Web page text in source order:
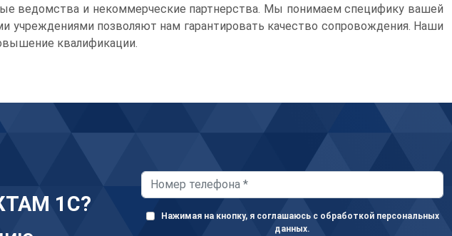
ведомства и некоммерческие партнерства. Мы понимаем специфику вашей
учреждениями позволяют нам гарантировать качество сопровождения. Наши
квалификации.
1С?
Нажимая на кнопку, я соглашаюсь с обработкой персональных
данных.